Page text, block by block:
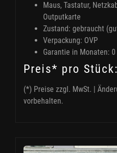
Maus, Tastatur,
Outputkarte
Zustand: gebraucht
Verpackung: OVP
Garantie in Monaten: 0
Preis* pro
(*) Preise zzgl. MwSt. |
vorbehalten.